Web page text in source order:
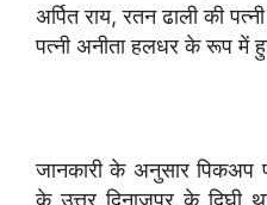
अर्पित राय, रतन ढाली की
पत्नी अनीता हलधर के रूप में
जानकारी के अनुसार पिकअप
के उत्तर दिनाजपुर के दिघी